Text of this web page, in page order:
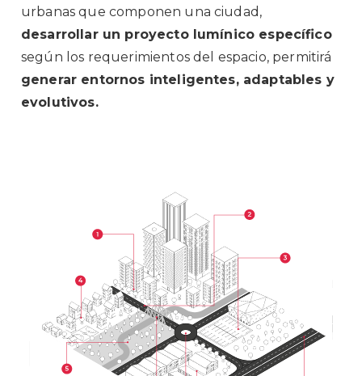
urbanas que componen una ciudad,
desarrollar un proyecto lumínico específico
según los requerimientos del espacio, permitirá
generar entornos inteligentes, adaptables y
evolutivos.